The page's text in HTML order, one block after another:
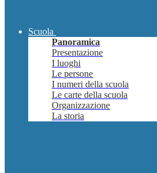
Scuola
Panoramica
Presentazione
I luoghi
Le persone
I numeri della scuola
Le carte della scuola
Organizzazione
La storia